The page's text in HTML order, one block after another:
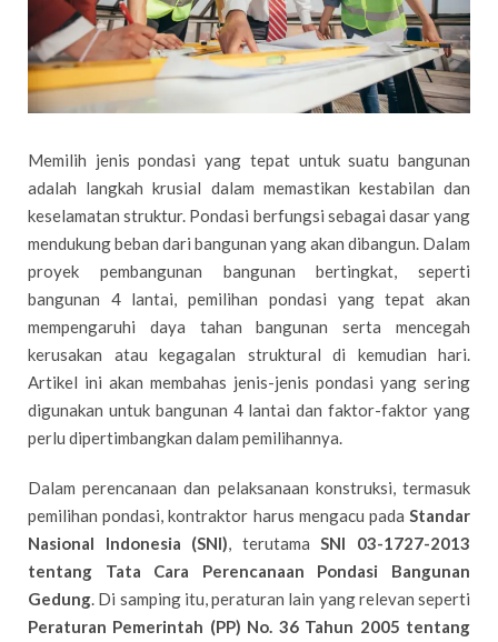
Memilih jenis pondasi yang tepat untuk suatu bangunan
adalah langkah krusial dalam memastikan kestabilan dan
keselamatan struktur. Pondasi berfungsi sebagai dasar yang
mendukung beban dari bangunan yang akan dibangun. Dalam
proyek pembangunan bangunan bertingkat, seperti
bangunan 4 lantai, pemilihan pondasi yang tepat akan
mempengaruhi daya tahan bangunan serta mencegah
kerusakan atau kegagalan struktural di kemudian hari.
Artikel ini akan membahas jenis-jenis pondasi yang sering
digunakan untuk bangunan 4 lantai dan faktor-faktor yang
perlu dipertimbangkan dalam pemilihannya.
Dalam perencanaan dan pelaksanaan konstruksi, termasuk
pemilihan pondasi, kontraktor harus mengacu pada Standar
Nasional Indonesia (SNI), terutamaSNI 03-1727-2013
tentang Tata Cara Perencanaan Pondasi Bangunan
Gedung. Di samping itu, peraturan lain yang relevan seperti
Peraturan Pemerintah (PP) No. 36 Tahun 2005 tentang